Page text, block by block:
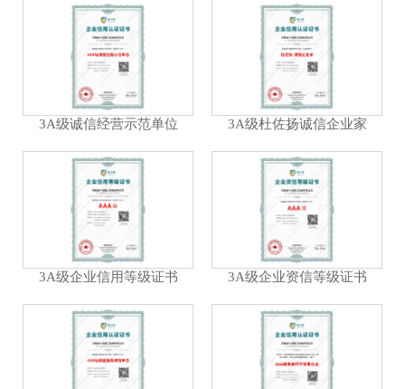
3A级诚信经营示范单位 3A级杜佐扬诚信企业家
3A级企业信用等级证书 3A级企业资信等级证书